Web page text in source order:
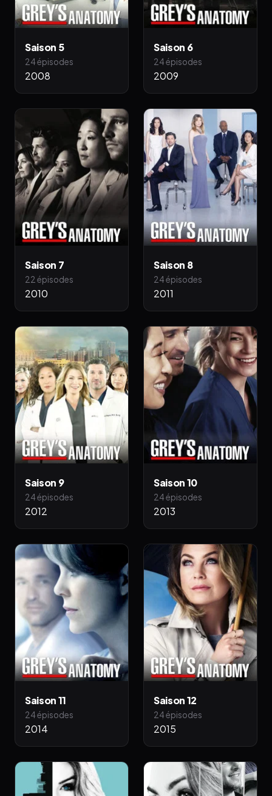
Saison 5
24 épisodes
2008
Saison 6
24 épisodes
2009
Saison 7
22 épisodes
2010
Saison 8
24 épisodes
2011
Saison 9
24 épisodes
2012
Saison 10
24 épisodes
2013
Saison 11
24 épisodes
2014
Saison 12
24 épisodes
2015